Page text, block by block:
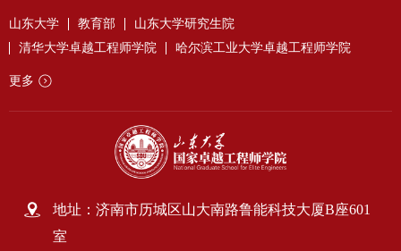
山东大学 教育部
山东大学研究生院
清华大学卓越工程师学院
哈尔滨工业大学卓越工程师学院
更多
地址：济南市历城区山大南路鲁能科技大厦B座601
室